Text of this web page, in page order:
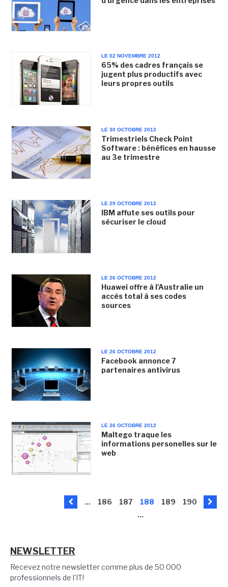
LE 02 NOVEMBRE 2012
65% des cadres français se
jugent plus productifs avec
leurs propres outils
LE 30 OCTOBRE 2012
Trimestriels Check Point
Software : bénéfices en hausse
au 3e trimestre
LE 29 OCTOBRE 2012
IBM affute ses outils pour
sécuriser le cloud
LE 26 OCTOBRE 2012
Huawei offre à l'Australie un
accès total à ses codes
sources
LE 26 OCTOBRE 2012
Facebook annonce 7
partenaires antivirus
LE 26 OCTOBRE 2012
Maltego traque les
informations personelles sur le
web
... 186 187 188 189
190
...
NEWSLETTER
Recevez notre newsletter comme plus de 50 000
professionnels de l'IT!